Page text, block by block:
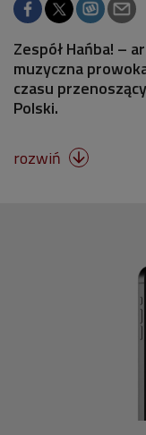
Zespół Hańba! –
muzyczna
czasu
Polski.
rozwiń 